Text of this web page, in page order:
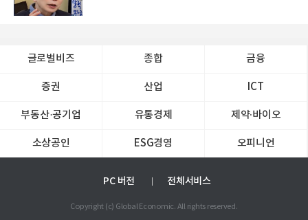
글로벌비즈 종합 금융
증권 산업 ICT
부동산·공기업 유통경제 제약∙바이오
소상공인 ESG경영 오피니언
PC 버전 전체서비스
Copyright (c) Global Economic. All rights reserved.